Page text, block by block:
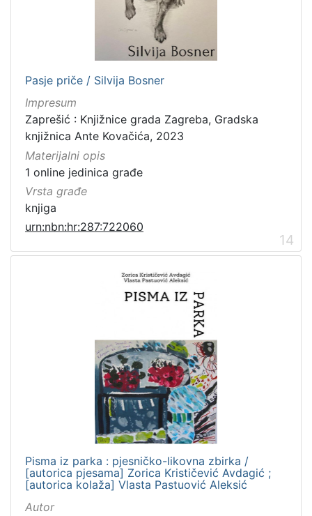
Pasje priče / Silvija Bosner
Impresum
Zaprešić : Knjižnice grada Zagreba, Gradska
knjižnica Ante Kovačića, 2023
Materijalni opis
1 online jedinica građe
Vrsta građe
knjiga
urn:nbn:hr:287:722060
14
Pisma iz parka : pjesničko-likovna zbirka /
[autorica pjesama] Zorica Krističević Avdagić ;
[autorica kolaža] Vlasta Pastuović Aleksić
Autor